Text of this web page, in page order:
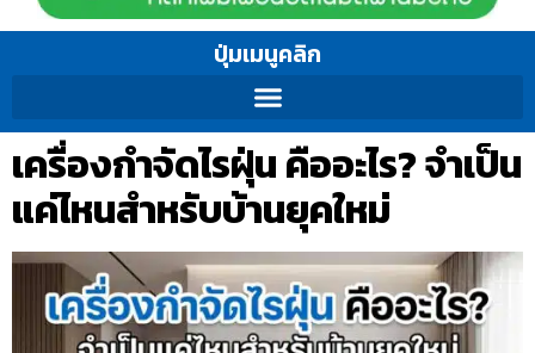
ปุ่มเมนูคลิก
เครื่องกำจัดไรฝุ่น คืออะไร? จำเป็น
แค่ไหนสำหรับบ้านยุคใหม่